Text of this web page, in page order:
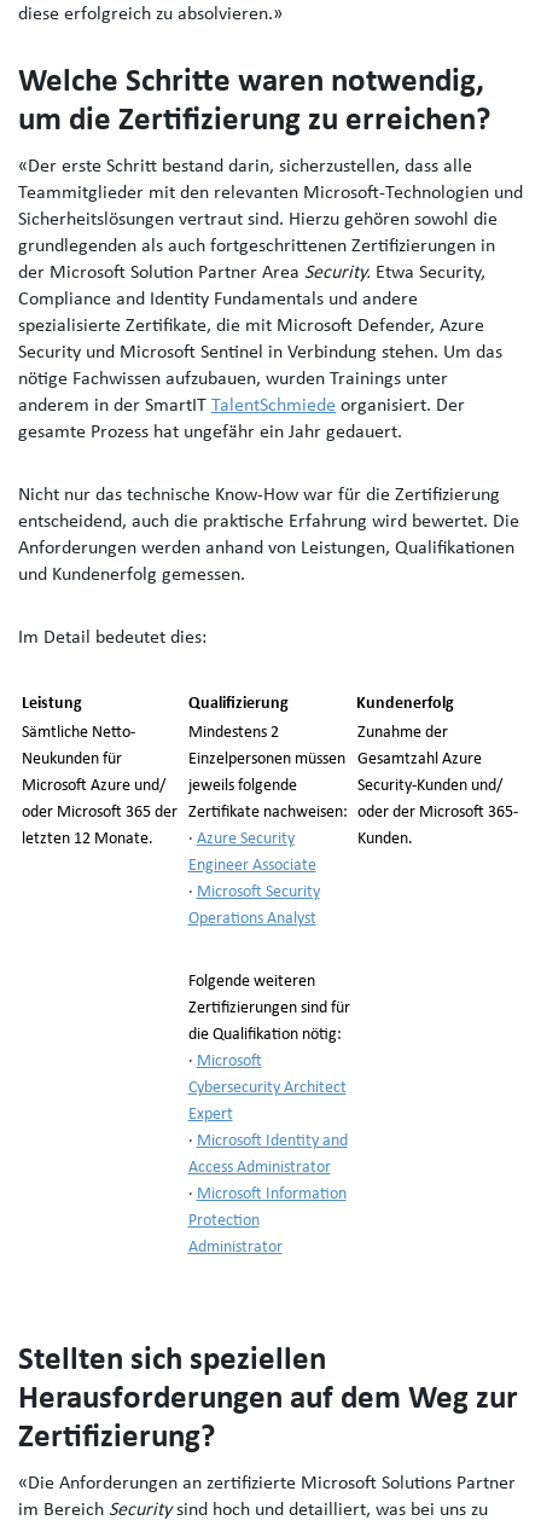
diese erfolgreich zu absolvieren.»
Welche Schritte waren notwendig,
um die Zertifizierung zu erreichen?
«Der erste Schritt bestand darin, sicherzustellen, dass alle
Teammitglieder mit den relevanten Microsoft-Technologien und
Sicherheitslösungen vertraut sind. Hierzu gehören sowohl die
grundlegenden als auch fortgeschrittenen Zertifizierungen in
der Microsoft Solution Partner Area Security. Etwa Security,
Compliance and Identity Fundamentals und andere
spezialisierte Zertifikate, die mit Microsoft Defender, Azure
Security und Microsoft Sentinel in Verbindung stehen. Um das
nötige Fachwissen aufzubauen, wurden Trainings unter
anderem in der SmartIT TalentSchmiede organisiert. Der
gesamte Prozess hat ungefähr ein Jahr gedauert.
Nicht nur das technische Know-How war für die Zertifizierung
entscheidend, auch die praktische Erfahrung wird bewertet. Die
Anforderungen werden anhand von Leistungen, Qualifikationen
und Kundenerfolg gemessen.
Im Detail bedeutet dies:
Leistung Qualifizierung
Kundenerfolg
Sämtliche Netto-
Neukunden für
Microsoft Azure und/
oder Microsoft 365 der
letzten 12 Monate.
Mindestens 2
Einzelpersonen müssen
jeweils folgende
Zertifikate nachweisen:
· Azure Security
Engineer Associate
· Microsoft Security
Operations Analyst
Folgende weiteren
Zertifizierungen sind für
die Qualifikation nötig:
· Microsoft
Cybersecurity Architect
Expert
· Microsoft Identity and
Access Administrator
· Microsoft Information
Protection
Administrator
Zunahme der
Gesamtzahl Azure
Security-Kunden und/
oder der Microsoft 365-
Kunden.
Stellten sich speziellen
Herausforderungen auf dem Weg zur
Zertifizierung?
«Die Anforderungen an zertifizierte Microsoft Solutions Partner
im Bereich Securitysind hoch und detailliert, was bei uns zu